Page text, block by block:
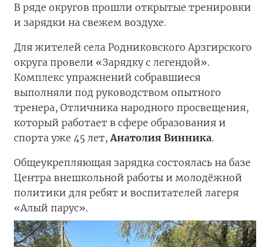
В ряде округов прошли открытые тренировки
и зарядки на свежем воздухе.
Для жителей села Родниковского Арзгирского
округа провели «Зарядку с легендой».
Комплекс упражнений собравшиеся
выполняли под руководством опытного
тренера, Отличника народного просвещения,
который работает в сфере образования и
спорта уже 45 лет, Анатолия Винника.
Общеукрепляющая зарядка состоялась на базе
Центра внешкольной работы и молодёжной
политики для ребят и воспитателей лагеря
«Алый парус».